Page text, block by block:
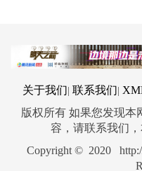
关于我们 联系我们
版权所有 如果您发现本
容，请联系我们
Copyright © 2020